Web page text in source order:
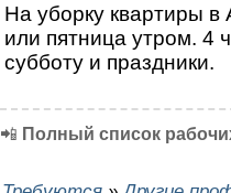
На уборку квартиры
или пятница утром. 4
субботу и праздники.
📲 Полный список